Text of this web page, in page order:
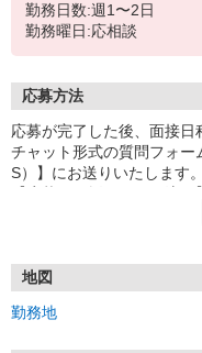
勤務日数:週1〜2日
勤務曜日:応相談
応募方法
応募が完了した後、面接日
チャット形式の質問フォー
S）】にお送りいたします。
1.応募…Webもしくはお電
※実技試験はドライバーの
地図
勤務地